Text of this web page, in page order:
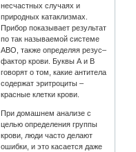
несчастных случаях и
природных катаклизмах.
Прибор показывает результат
по так называемой системе
АВО, также определяя резус–
фактор крови. Буквы А и В
говорят о том, какие антитела
содержат эритроциты –
красные клетки крови.
При домашнем анализе с
целью определения группы
крови, люди часто делают
ошибки, и это касается даже